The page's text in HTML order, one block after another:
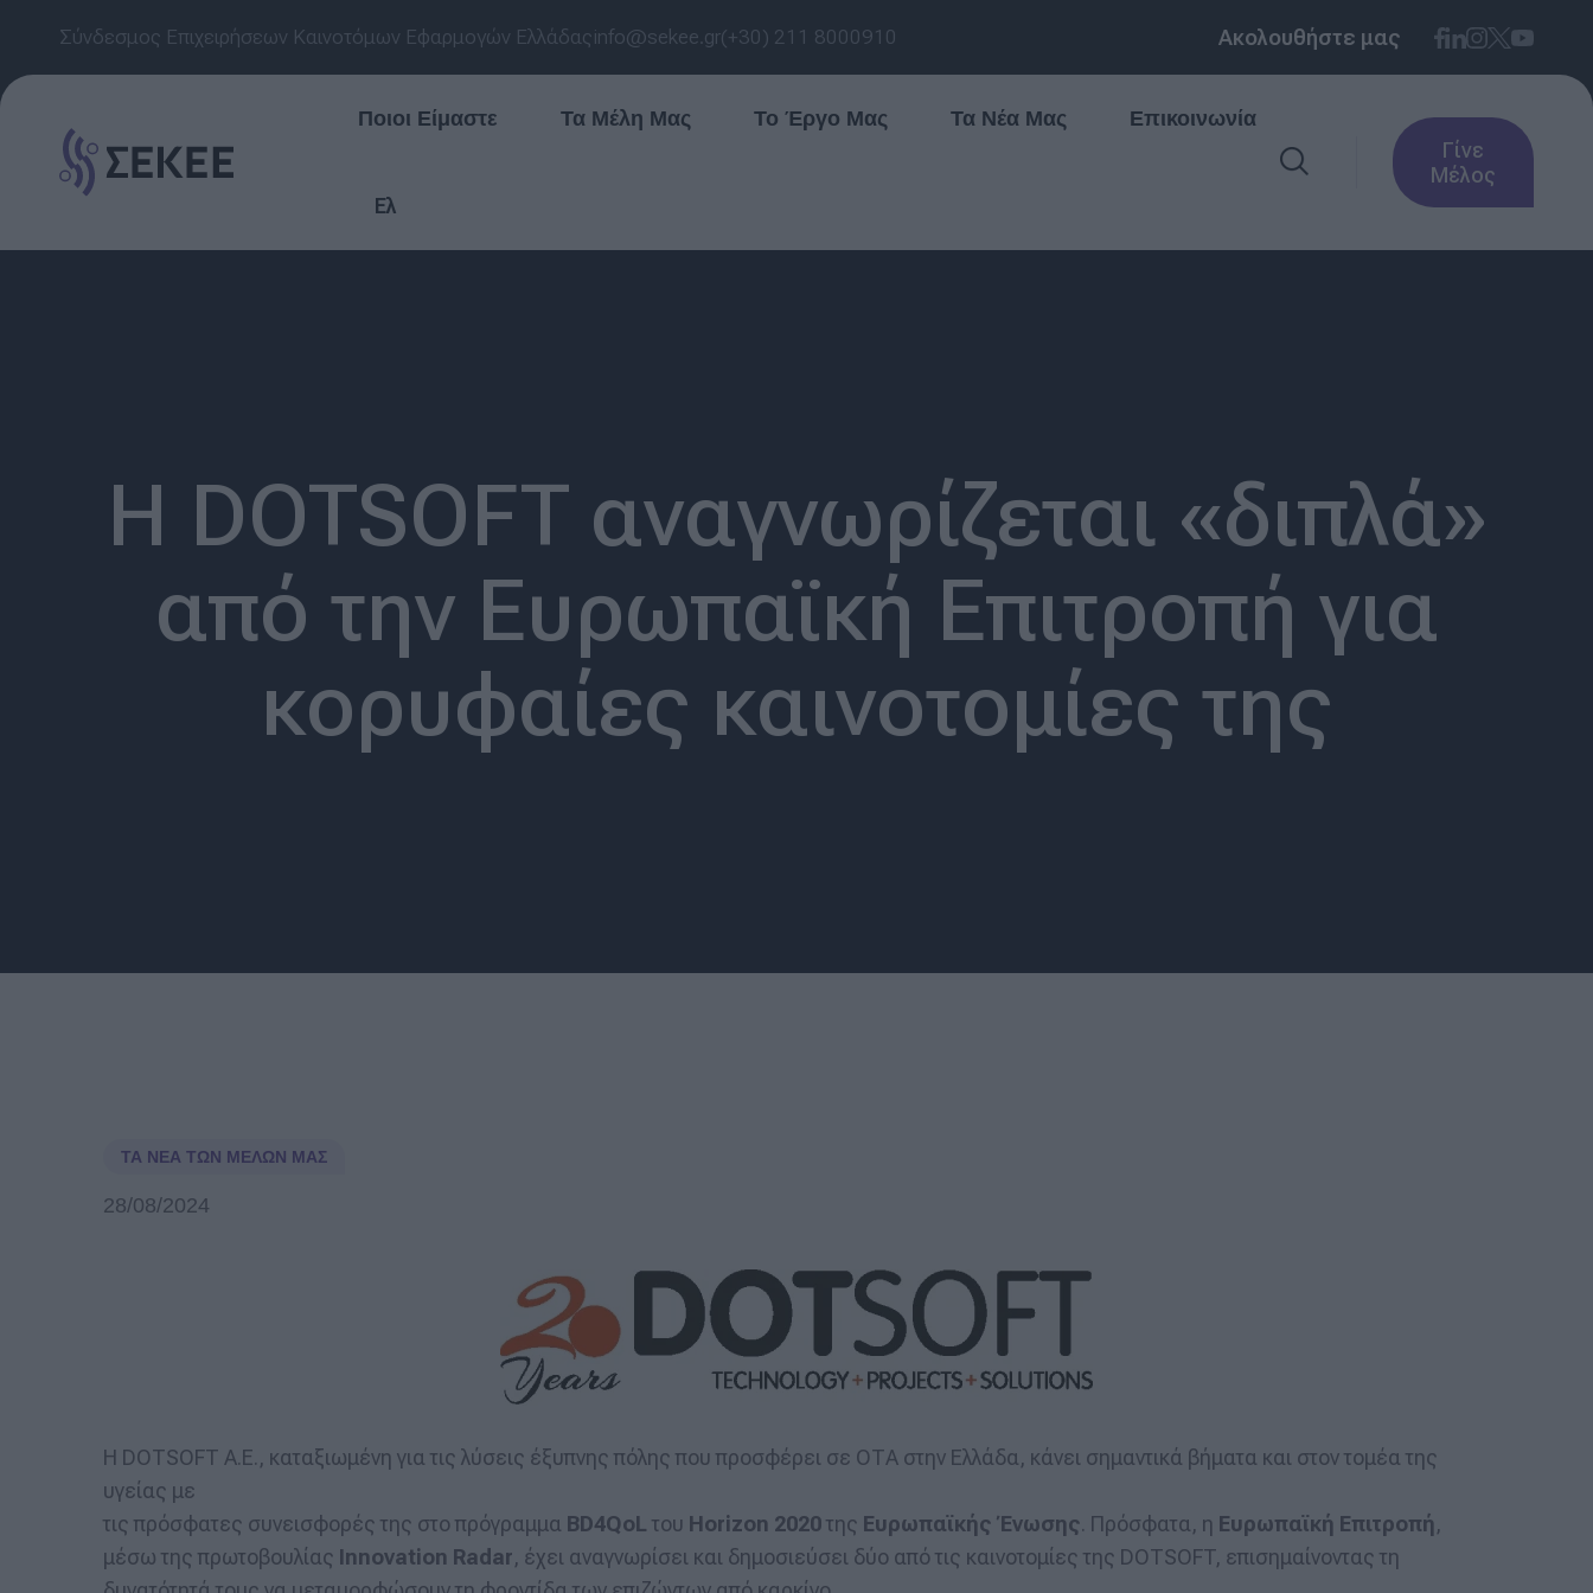
Σύνδεσμος Επιχειρήσεων Καινοτόμων Εφαρμογών Ελλάδαςinfo@sekee.gr(+30) 211 8000910 Ακολουθήστε μας
Ποιοι Είμαστε Τα Μέλη Μας Το Έργο Μας Τα Νέα Μας Επικοινωνία
Ελ
Γίνε
Μέλος
Η DOTSOFT αναγνωρίζεται «διπλά»
από την Ευρωπαϊκή Επιτροπή για
κορυφαίες καινοτομίες της
ΤΑ ΝΈΑ ΤΩΝ ΜΕΛΏΝ ΜΑΣ
28/08/2024
Η DOTSOFT Α.Ε., καταξιωμένη για τις λύσεις έξυπνης πόλης που προσφέρει σε ΟΤΑ στην Ελλάδα, κάνει σημαντικά βήματα και στον τομέα της
υγείας με
τις πρόσφατες συνεισφορές της στο πρόγραμμα BD4QoL του Horizon 2020της Ευρωπαϊκής Ένωσης. Πρόσφατα, η Ευρωπαϊκή Επιτροπή,
μέσω της πρωτοβουλίας Innovation Radar, έχει αναγνωρίσει και δημοσιεύσει δύο από τις καινοτομίες της DOTSOFT, επισημαίνοντας τη